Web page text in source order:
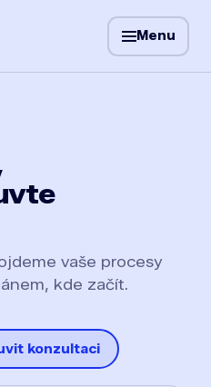
Menu
vaše procesy
kde začít.
konzultaci